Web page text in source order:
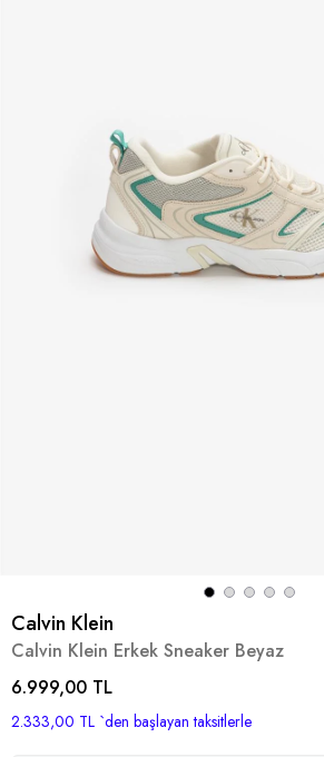
Calvin Klein
Calvin Klein Erkek Sneaker Beyaz
6.999,00 TL
2.333,00 TL `den başlayan taksitlerle